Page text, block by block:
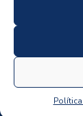
Hotel